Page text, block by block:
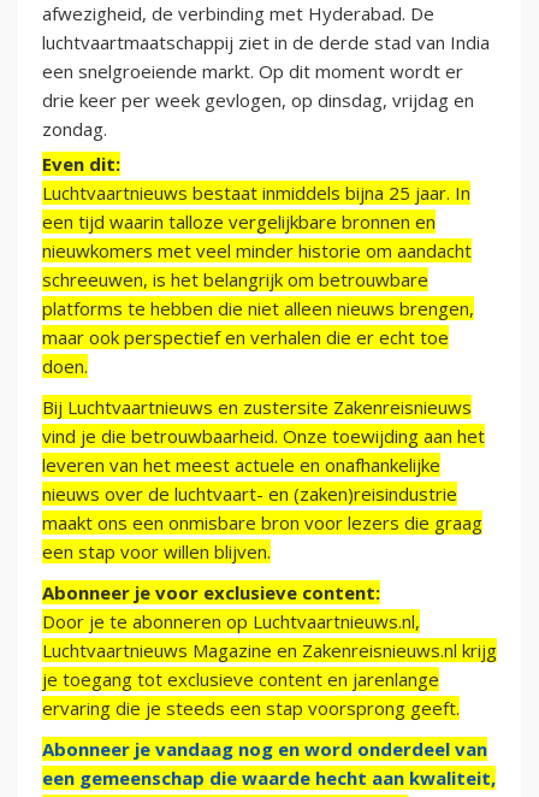
afwezigheid, de verbinding met Hyderabad. De
luchtvaartmaatschappij ziet in de derde stad van India
een snelgroeiende markt. Op dit moment wordt er
drie keer per week gevlogen, op dinsdag, vrijdag en
zondag.
Even dit:
Luchtvaartnieuws bestaat inmiddels bijna 25 jaar. In
een tijd waarin talloze vergelijkbare bronnen en
nieuwkomers met veel minder historie om aandacht
schreeuwen, is het belangrijk om betrouwbare
platforms te hebben die niet alleen nieuws brengen,
maar ook perspectief en verhalen die er echt toe
doen.
Bij Luchtvaartnieuws en zustersite Zakenreisnieuws
vind je die betrouwbaarheid. Onze toewijding aan het
leveren van het meest actuele en onafhankelijke
nieuws over de luchtvaart- en (zaken)reisindustrie
maakt ons een onmisbare bron voor lezers die graag
een stap voor willen blijven.
Abonneer je voor exclusieve content:
Door je te abonneren op Luchtvaartnieuws.nl,
Luchtvaartnieuws Magazine en Zakenreisnieuws.nl krijg
je toegang tot exclusieve content en jarenlange
ervaring die je steeds een stap voorsprong geeft.
Abonneer je vandaag nog en word onderdeel van
een gemeenschap die waarde hecht aan kwaliteit,